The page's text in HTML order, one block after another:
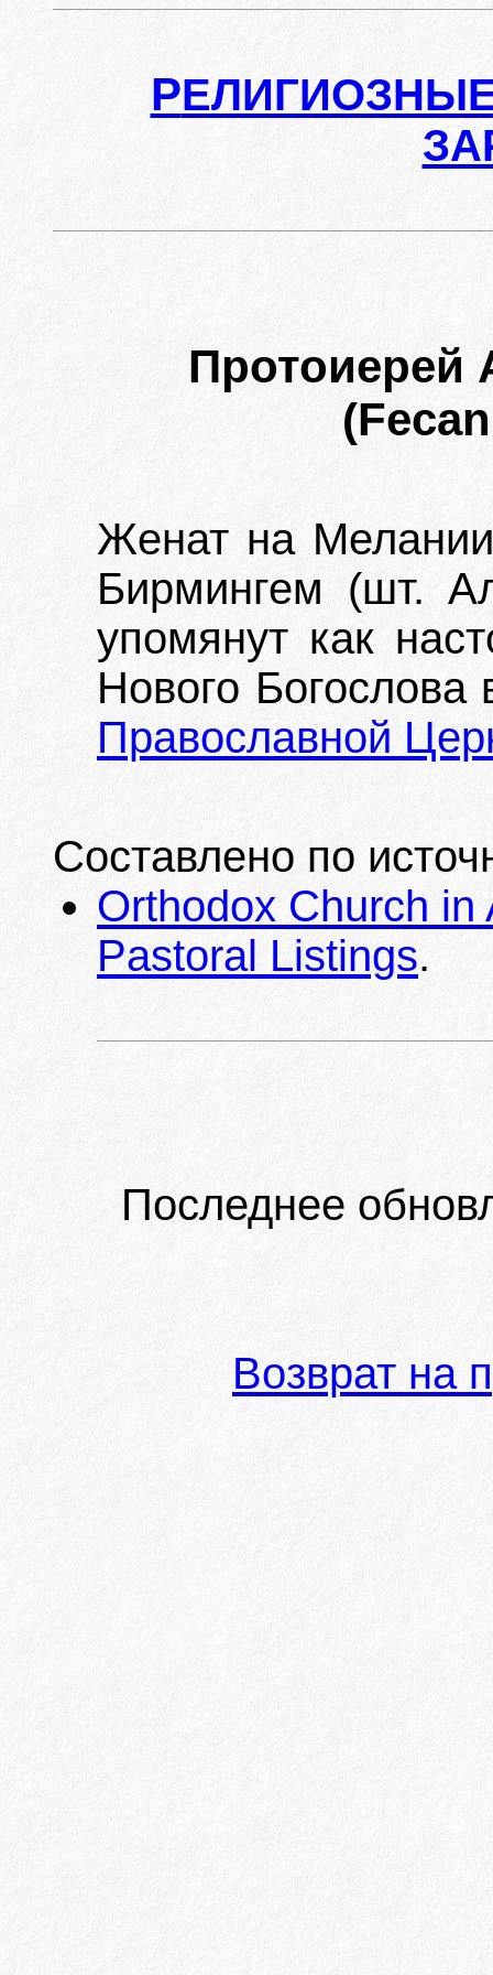
Р
Протоиерей
Женат на
Бирмингем (шт.
упомянут как
Нового
Православной
Составлено по
Orthodox Church in
Pastoral Listings.
Последнее
Возврат на